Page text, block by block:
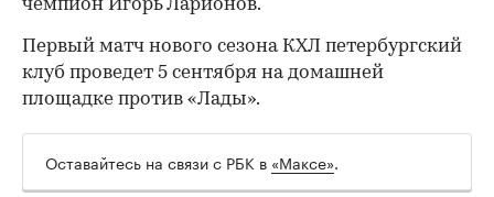
чемпион Игорь Ларионов.
Первый матч нового сезона КХЛ петербургский
клуб проведет 5 сентября на домашней
площадке против «Лады».
Оставайтесь на связи с РБК в «Максе».